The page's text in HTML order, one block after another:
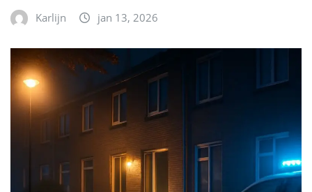
Karlijn jan 13, 2026